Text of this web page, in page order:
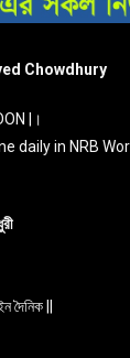
Chowdhury
|।
daily in NRB
দৈনিক ||